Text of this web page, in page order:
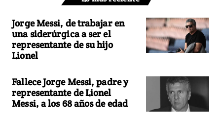
Jorge Messi, de trabajar en
una siderúrgica a ser el
representante de su hijo
Lionel
Fallece Jorge Messi, padre y
representante de Lionel
Messi, a los 68 años de edad